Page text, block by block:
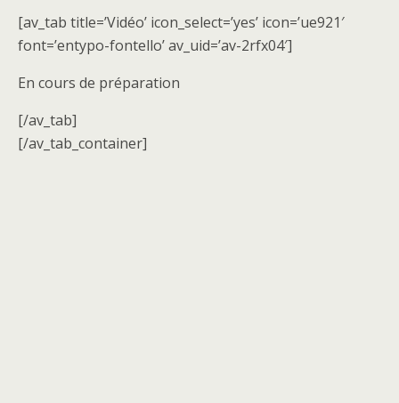
[av_tab title=’Vidéo’ icon_select=’yes’ icon=’ue921′
font=’entypo-fontello’ av_uid=’av-2rfx04′]
En cours de préparation
[/av_tab]
[/av_tab_container]